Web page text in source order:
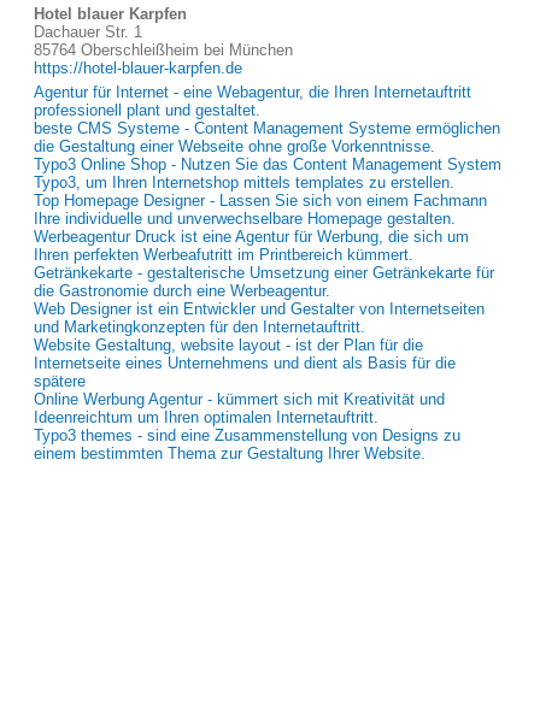
Hotel blauer Karpfen
Dachauer Str. 1
85764 Oberschleißheim bei München
https://hotel-blauer-karpfen.de
Agentur für Internet - eine Webagentur, die Ihren Internetauftritt
professionell plant und gestaltet.
beste CMS Systeme - Content Management Systeme ermöglichen
die Gestaltung einer Webseite ohne große Vorkenntnisse.
Typo3 Online Shop - Nutzen Sie das Content Management System
Typo3, um Ihren Internetshop mittels templates zu erstellen.
Top Homepage Designer - Lassen Sie sich von einem Fachmann
Ihre individuelle und unverwechselbare Homepage gestalten.
Werbeagentur Druck ist eine Agentur für Werbung, die sich um
Ihren perfekten Werbeafutritt im Printbereich kümmert.
Getränkekarte - gestalterische Umsetzung einer Getränkekarte für
die Gastronomie durch eine Werbeagentur.
Web Designer ist ein Entwickler und Gestalter von Internetseiten
und Marketingkonzepten für den Internetauftritt.
Website Gestaltung, website layout - ist der Plan für die
Internetseite eines Unternehmens und dient als Basis für die
spätere
Online Werbung Agentur - kümmert sich mit Kreativität und
Ideenreichtum um Ihren optimalen Internetauftritt.
Typo3 themes - sind eine Zusammenstellung von Designs zu
einem bestimmten Thema zur Gestaltung Ihrer Website.